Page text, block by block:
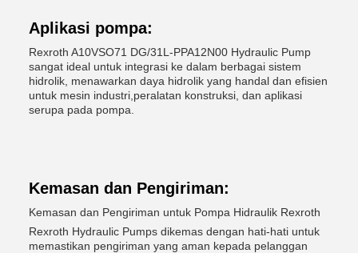
Aplikasi pompa:
Rexroth A10VSO71 DG/31L-PPA12N00 Hydraulic Pump
sangat ideal untuk integrasi ke dalam berbagai sistem
hidrolik, menawarkan daya hidrolik yang handal dan efisien
untuk mesin industri,peralatan konstruksi, dan aplikasi
serupa pada pompa.
Kemasan dan Pengiriman:
Kemasan dan Pengiriman untuk Pompa Hidraulik Rexroth
Rexroth Hydraulic Pumps dikemas dengan hati-hati untuk
memastikan pengiriman yang aman kepada pelanggan